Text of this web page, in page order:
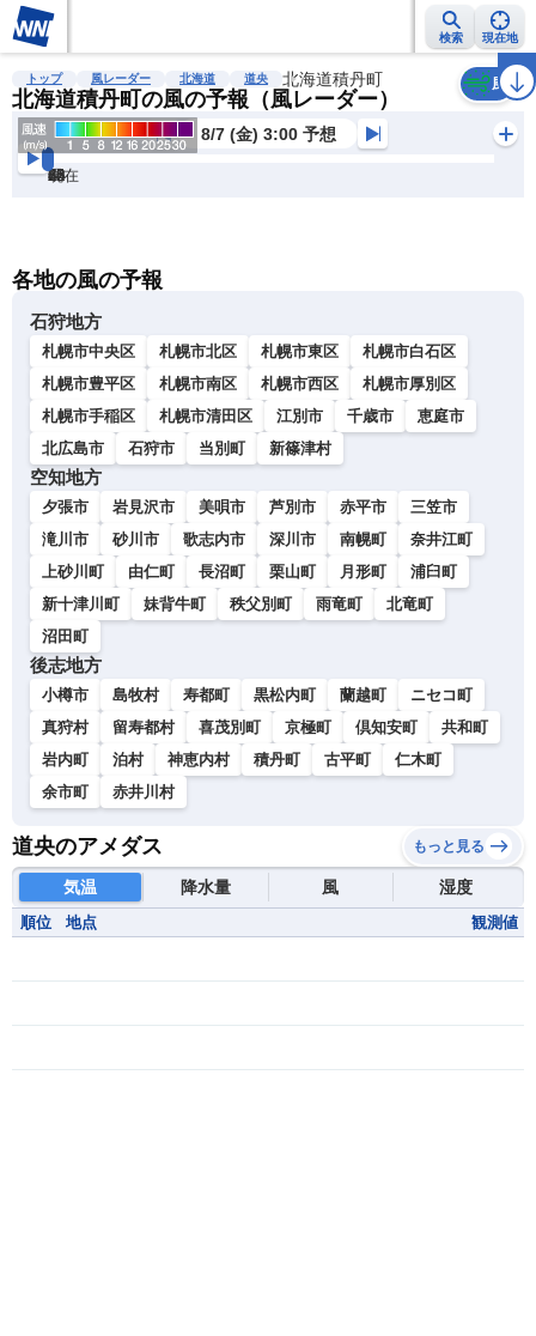
検索 現在地
雨雲レーダー 台風情報 地震情報 警報・注意報 2週間天気 ラ
トップ 風レーダー 北海道 道央 北海道積丹町
北海道積丹町の風の予報（風レーダー）
風
8/7 (金) 3:00 予想
現在
6h
12
24
36
48
60
72
各地の風の予報
石狩地方
札幌市中央区 札幌市北区 札幌市東区
札幌市白石区
札幌市豊平区
札幌市南区 札幌市西区
札幌市厚別区
札幌市手稲区
札幌市清田区 江別市 千歳市
恵庭市
北広島市
石狩市 当別町 新篠津村
空知地方
夕張市 岩見沢市 美唄市 芦別市 赤平市
三笠市
滝川市
砂川市 歌志内市 深川市 南幌町
奈井江町
上砂川町
由仁町 長沼町 栗山町 月形町
浦臼町
新十津川町
妹背牛町 秩父別町 雨竜町
北竜町
沼田町
後志地方
小樽市 島牧村 寿都町 黒松内町 蘭越町
ニセコ町
真狩村
留寿都村 喜茂別町 京極町 倶知安町
共和町
岩内町
泊村 神恵内村 積丹町 古平町
仁木町
余市町
赤井川村
道央のアメダス もっと見る
気温 降水量 風 湿度
順位 地点 観測値